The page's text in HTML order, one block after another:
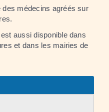
médecins agréés sur
aussi disponible dans
et dans les mairies de